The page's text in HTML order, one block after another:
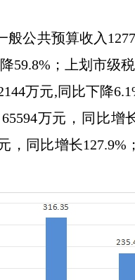
般公共预算收入
59.8% ；
上划市级
万元,同比下降6.1
65594万元，同比增
，同比增长127.9%